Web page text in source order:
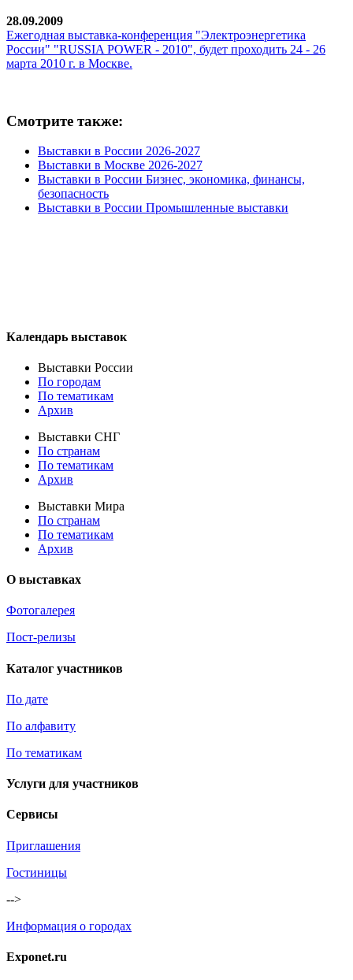
28.09.2009
Ежегодная выставка-конференция "Электроэнергетика
России" "RUSSIA POWER - 2010", будет проходить 24 - 26
марта 2010 г. в Москве.
Смотрите также:
Выставки в России 2026-2027
Выставки в Москве 2026-2027
Выставки в России Бизнес, экономика, финансы,
безопасность
Выставки в России Промышленные выставки
Календарь выставок
Выставки России
По городам
По тематикам
Архив
Выставки СНГ
По странам
По тематикам
Архив
Выставки Мира
По странам
По тематикам
Архив
О выставках
Фотогалерея
Пост-релизы
Каталог участников
По дате
По алфавиту
По тематикам
Услуги для участников
Сервисы
Приглашения
Гостиницы
-->
Информация о городах
Exponet.ru